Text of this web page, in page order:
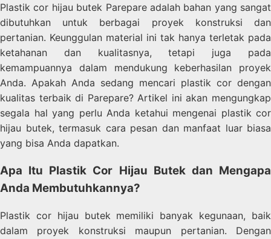
Plastik cor hijau butek Parepare adalah bahan yang sangat
dibutuhkan untuk berbagai proyek konstruksi dan
pertanian. Keunggulan material ini tak hanya terletak pada
ketahanan dan kualitasnya, tetapi juga pada
kemampuannya dalam mendukung keberhasilan proyek
Anda. Apakah Anda sedang mencari plastik cor dengan
kualitas terbaik di Parepare? Artikel ini akan mengungkap
segala hal yang perlu Anda ketahui mengenai plastik cor
hijau butek, termasuk cara pesan dan manfaat luar biasa
yang bisa Anda dapatkan.
Apa Itu Plastik Cor Hijau Butek dan Mengapa
Anda Membutuhkannya?
Plastik cor hijau butek memiliki banyak kegunaan, baik
dalam proyek konstruksi maupun pertanian. Dengan